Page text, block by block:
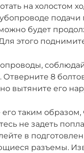
на холостом
подачи
можно будет
этого
Отверните 8
вытяните его
таким
не задеть
в
разъемы.